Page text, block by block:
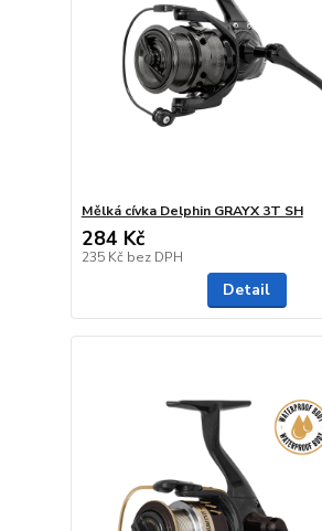
Mělká cívka Delphin GRAYX 3T SH
284 Kč
235 Kč bez DPH
Detail